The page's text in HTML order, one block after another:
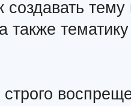
создавать
также